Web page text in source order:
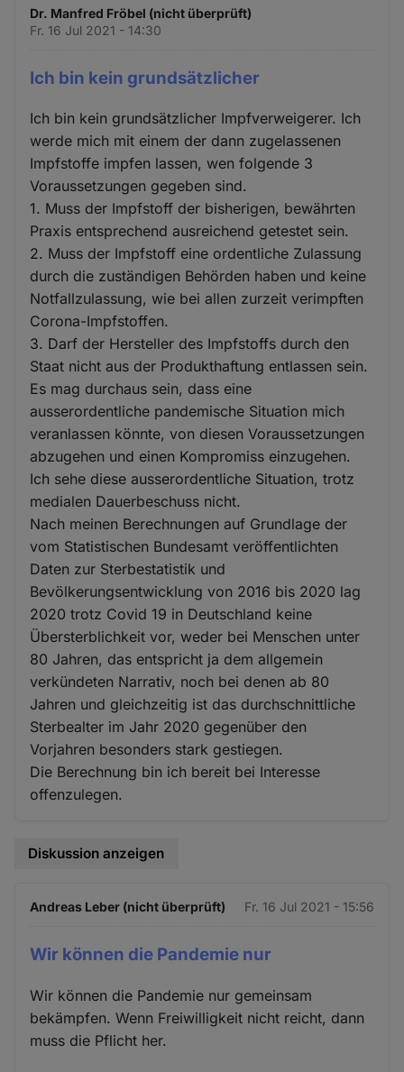
Dr. Manfred Fröbel (nicht überprüft)
Fr. 16 Jul 2021 - 14:30
Ich bin kein grundsätzlicher
Ich bin kein grundsätzlicher Impfverweigerer. Ich
werde mich mit einem der dann zugelassenen
Impfstoffe impfen lassen, wen folgende 3
Voraussetzungen gegeben sind.
1. Muss der Impfstoff der bisherigen, bewährten
Praxis entsprechend ausreichend getestet sein.
2. Muss der Impfstoff eine ordentliche Zulassung
durch die zuständigen Behörden haben und keine
Notfallzulassung, wie bei allen zurzeit verimpften
Corona-Impfstoffen.
3. Darf der Hersteller des Impfstoffs durch den
Staat nicht aus der Produkthaftung entlassen sein.
Es mag durchaus sein, dass eine
ausserordentliche pandemische Situation mich
veranlassen könnte, von diesen Voraussetzungen
abzugehen und einen Kompromiss einzugehen.
Ich sehe diese ausserordentliche Situation, trotz
medialen Dauerbeschuss nicht.
Nach meinen Berechnungen auf Grundlage der
vom Statistischen Bundesamt veröffentlichten
Daten zur Sterbestatistik und
Bevölkerungsentwicklung von 2016 bis 2020 lag
2020 trotz Covid 19 in Deutschland keine
Übersterblichkeit vor, weder bei Menschen unter
80 Jahren, das entspricht ja dem allgemein
verkündeten Narrativ, noch bei denen ab 80
Jahren und gleichzeitig ist das durchschnittliche
Sterbealter im Jahr 2020 gegenüber den
Vorjahren besonders stark gestiegen.
Die Berechnung bin ich bereit bei Interesse
offenzulegen.
Diskussion anzeigen
Andreas Leber (nicht überprüft) Fr. 16 Jul 2021 - 15:56
Wir können die Pandemie nur
Wir können die Pandemie nur gemeinsam
bekämpfen. Wenn Freiwilligkeit nicht reicht, dann
muss die Pflicht her.